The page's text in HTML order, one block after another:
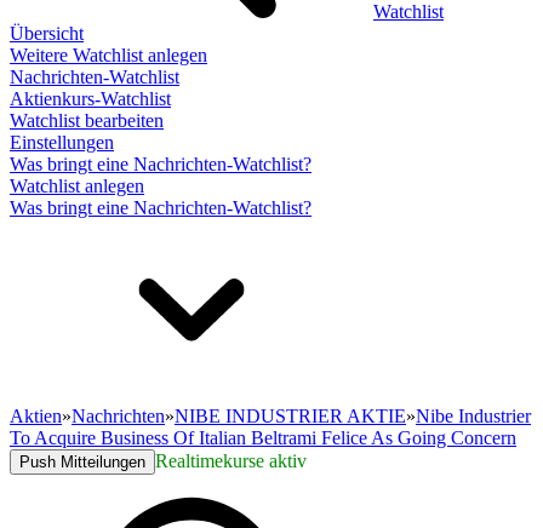
Watchlist
Übersicht
Weitere Watchlist anlegen
Nachrichten-Watchlist
Aktienkurs-Watchlist
Watchlist bearbeiten
Einstellungen
Was bringt eine Nachrichten-Watchlist?
Watchlist anlegen
Was bringt eine Nachrichten-Watchlist?
Aktien»Nachrichten»NIBE INDUSTRIER AKTIE»Nibe Industrier
To Acquire Business Of Italian Beltrami Felice As Going Concern
Push Mitteilungen Realtimekurse aktiv